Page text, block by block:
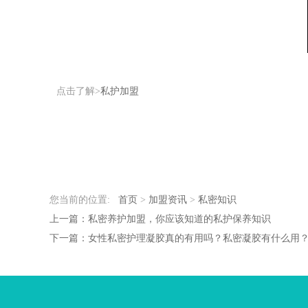
点击了解>私护加盟
您当前的位置: 首页 > 加盟资讯 > 私密知识
上一篇：私密养护加盟，你应该知道的私护保养知识
下一篇：女性私密护理凝胶真的有用吗？私密凝胶有什么用